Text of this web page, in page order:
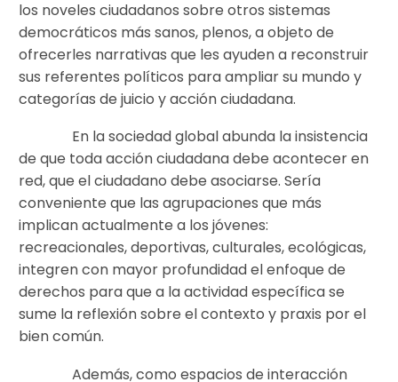
los noveles ciudadanos sobre otros sistemas
democráticos más sanos, plenos, a objeto de
ofrecerles narrativas que les ayuden a reconstruir
sus referentes políticos para ampliar su mundo y
categorías de juicio y acción ciudadana.
En la sociedad global abunda la insistencia
de que toda acción ciudadana debe acontecer en
red, que el ciudadano debe asociarse. Sería
conveniente que las agrupaciones que más
implican actualmente a los jóvenes:
recreacionales, deportivas, culturales, ecológicas,
integren con mayor profundidad el enfoque de
derechos para que a la actividad específica se
sume la reflexión sobre el contexto y praxis por el
bien común.
Además, como espacios de interacción